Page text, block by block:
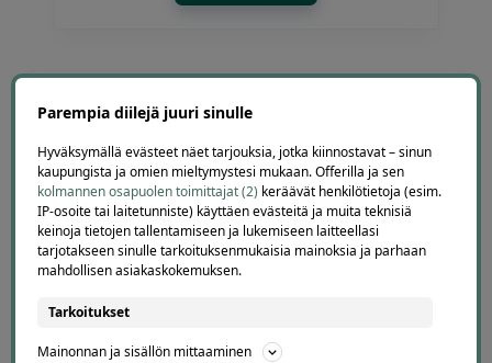
P
Pekka
Helsinki
2 days ago
Onnistui hyvin
Lisätty
Page
Parempia diilejä juuri sinulle
Hyväksymällä evästeet näet tarjouksia, jotka kiinnostavat – sinun
kaupungista ja omien mieltymystesi mukaan. Offerilla ja sen
kolmannen osapuolen toimittajat (2) keräävät henkilötietoja (esim.
IP-osoite tai laitetunniste) käyttäen evästeitä ja muita teknisiä
keinoja tietojen tallentamiseen ja lukemiseen laitteellasi
tarjotakseen sinulle tarkoituksenmukaisia mainoksia ja parhaan
mahdollisen asiakaskokemuksen.
Tarkoitukset
Mainonnan ja sisällön mittaaminen